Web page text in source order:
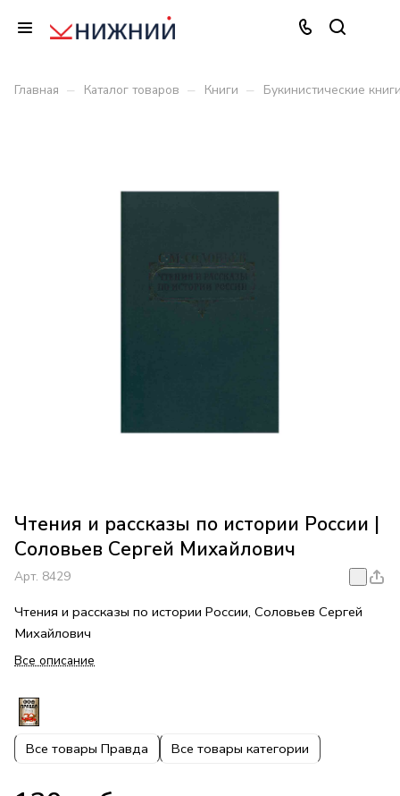
Главная – Каталог товаров – Книги – Букинистические
Чтения и рассказы по истории России |
Соловьев Сергей Михайлович
Арт. 8429
Чтения и рассказы по истории России, Соловьев Сергей
Михайлович
Все описание
Все товары Правда Все товары категории